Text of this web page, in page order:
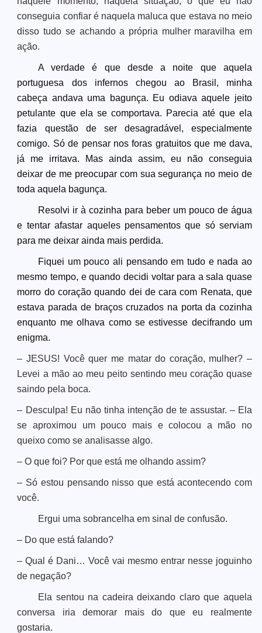
conseguia confiar é naquela maluca que estava no meio
disso tudo se achando a própria mulher maravilha em
ação.
A verdade é que desde a noite que aquela
portuguesa dos infernos chegou ao Brasil, minha
cabeça andava uma bagunça. Eu odiava aquele jeito
petulante que ela se comportava. Parecia até que ela
fazia questão de ser desagradável, especialmente
comigo. Só de pensar nos foras gratuitos que me dava,
já me irritava. Mas ainda assim, eu não conseguia
deixar de me preocupar com sua segurança no meio de
toda aquela bagunça.
Resolvi ir à cozinha para beber um pouco de água
e tentar afastar aqueles pensamentos que só serviam
para me deixar ainda mais perdida.
Fiquei um pouco ali pensando em tudo e nada ao
mesmo tempo, e quando decidi voltar para a sala quase
morro do coração quando dei de cara com Renata, que
estava parada de braços cruzados na porta da cozinha
enquanto me olhava como se estivesse decifrando um
enigma.
– JESUS! Você quer me matar do coração, mulher? –
Levei a mão ao meu peito sentindo meu coração quase
saindo pela boca.
– Desculpa! Eu não tinha intenção de te assustar. – Ela
se aproximou um pouco mais e colocou a mão no
queixo como se analisasse algo.
– O que foi? Por que está me olhando assim?
– Só estou pensando nisso que está acontecendo com
você.
Ergui uma sobrancelha em sinal de confusão.
– Do que está falando?
– Qual é Dani… Você vai mesmo entrar nesse joguinho
de negação?
Ela sentou na cadeira deixando claro que aquela
conversa iria demorar mais do que eu realmente
gostaria.